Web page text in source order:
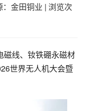
：金田铜业 | 浏览次
线、 钕铁硼永磁材
世界无人机大会暨